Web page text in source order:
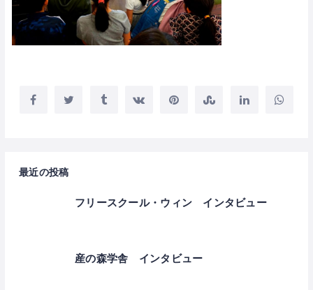
最近の投稿
フリースクール・ウィン インタビュー
産の森学舎 インタビュー